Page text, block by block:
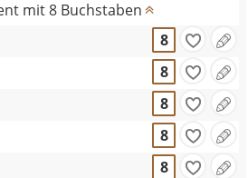
mit 8 Buchstaben
8
8
8
8
8